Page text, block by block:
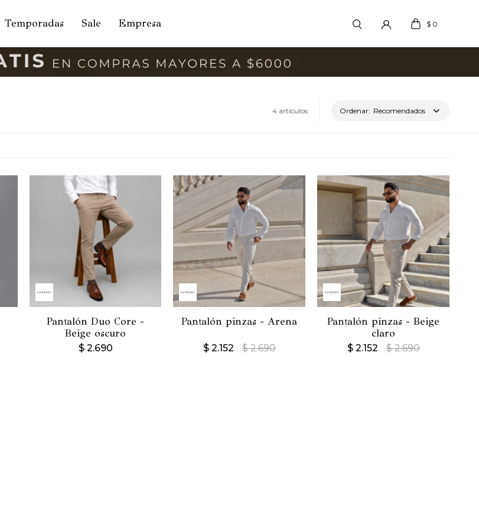
Temporadas Sale Empresa $ 0
4 artículos Recomendados
Pantalón Duo Core -
Beige oscuro
$ 2.690
Pantalón pinzas - Arena
$ 2.152 $ 2.690
Pantalón pinzas - Beige
claro
$ 2.152 $ 2.690